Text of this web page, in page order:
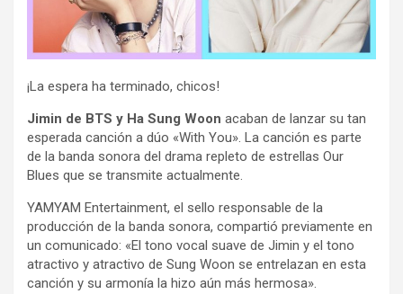
¡La espera ha terminado, chicos!
Jimin de BTS y Ha Sung Woon acaban de lanzar su tan
esperada canción a dúo «With You». La canción es parte
de la banda sonora del drama repleto de estrellas Our
Blues que se transmite actualmente.
YAMYAM Entertainment, el sello responsable de la
producción de la banda sonora, compartió previamente en
un comunicado: «El tono vocal suave de Jimin y el tono
atractivo y atractivo de Sung Woon se entrelazan en esta
canción y su armonía la hizo aún más hermosa».